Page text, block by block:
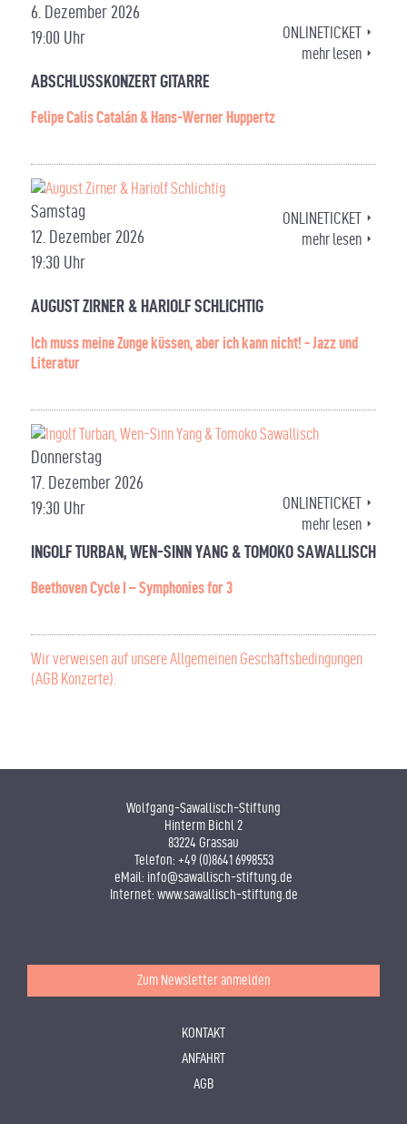
6. Dezember 2026
19:00 Uhr
ABSCHLUSSKONZERT GITARRE
Felipe Calis Catalán & Hans-Werner Huppertz
ONLINETICKET
mehr lesen
Samstag
12. Dezember 2026
19:30 Uhr
AUGUST ZIRNER & HARIOLF SCHLICHTIG
Ich muss meine Zunge küssen, aber ich kann nicht! - Jazz und
Literatur
ONLINETICKET
mehr lesen
Donnerstag
17. Dezember 2026
19:30 Uhr
INGOLF TURBAN, WEN-SINN YANG & TOMOKO SAWALLISCH
Beethoven Cycle I – Symphonies for 3
ONLINETICKET
mehr lesen
Wir verweisen auf unsere Allgemeinen Geschäftsbedingungen
(AGB Konzerte).
Wolfgang-Sawallisch-Stiftung
Hinterm Bichl 2
83224 Grassau
Telefon: +49 (0)8641 6998553
eMail: info@sawallisch-stiftung.de
Internet: www.sawallisch-stiftung.de
Zum Newsletter anmelden
KONTAKT
ANFAHRT
AGB